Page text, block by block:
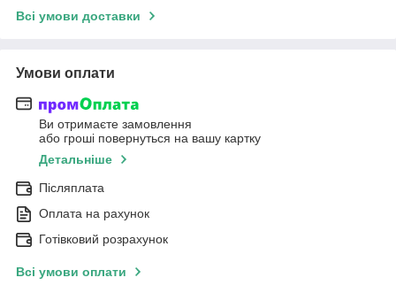
Всі умови доставки
Умови оплати
Ви отримаєте замовлення
або гроші повернуться на вашу картку
Детальніше
Післяплата
Оплата на рахунок
Готівковий розрахунок
Всі умови оплати